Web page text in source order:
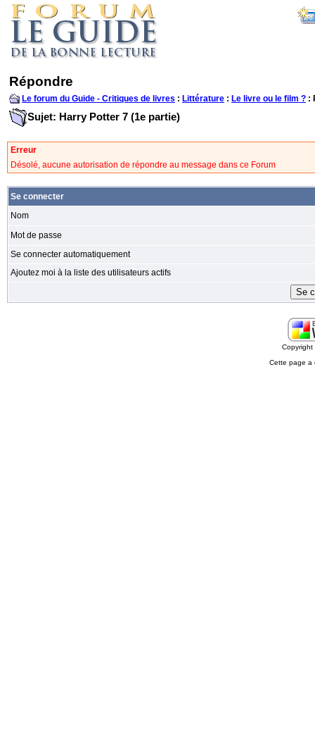
Répondre
Le forum du Guide - Critiques de livres : Littérature : Le livre ou le film ? :
Sujet: Harry Potter 7 (1e partie)
Erreur
Désolé, aucune autorisation de répondre au message dans ce Forum
Se connecter
Nom
Mot de passe
Se connecter automatiquement
Ajoutez moi à la liste des utilisateurs actifs
Cette page a